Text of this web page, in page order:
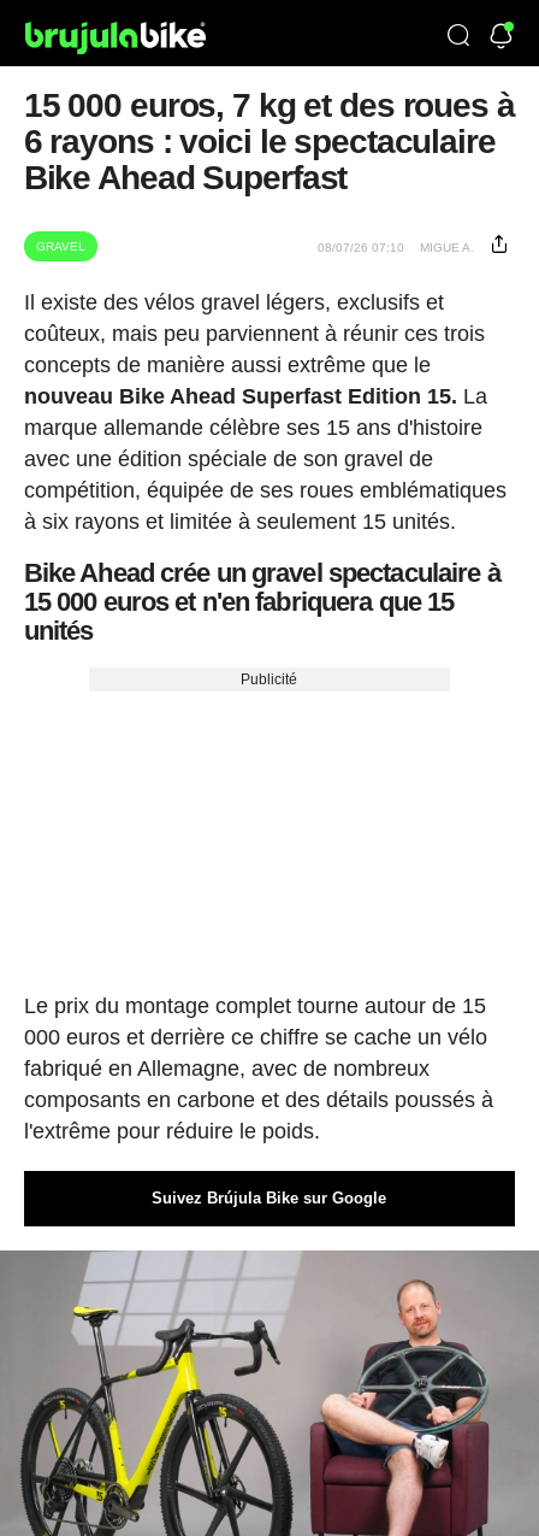
15 000 euros, 7 kg et des roues à
6 rayons : voici le spectaculaire
Bike Ahead Superfast
GRAVEL 08/07/26 07:10 MIGUE A.
Il existe des vélos gravel légers, exclusifs et
coûteux, mais peu parviennent à réunir ces trois
concepts de manière aussi extrême que le
nouveau Bike Ahead Superfast Edition 15. La
marque allemande célèbre ses 15 ans d'histoire
avec une édition spéciale de son gravel de
compétition, équipée de ses roues emblématiques
à six rayons et limitée à seulement 15 unités.
Bike Ahead crée un gravel spectaculaire à
15 000 euros et n'en fabriquera que 15
unités
Publicité
Le prix du montage complet tourne autour de 15
000 euros et derrière ce chiffre se cache un vélo
fabriqué en Allemagne, avec de nombreux
composants en carbone et des détails poussés à
l'extrême pour réduire le poids.
Suivez Brújula Bike sur Google